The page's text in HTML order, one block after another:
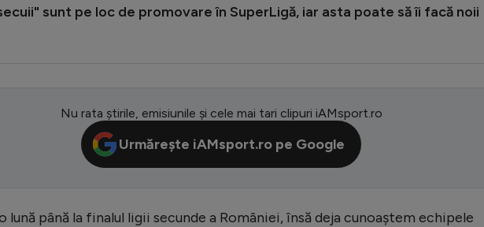
sunt pe loc de promovare în SuperLigă, iar asta poate să îi facă noii
Nu rata știrile, emisiunile și cele mai tari clipuri iAMsport.ro
Urmărește iAMsport.ro pe Google
lună până la finalul ligii secunde a României, însă deja cunoaștem echipele